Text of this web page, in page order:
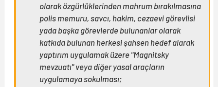
olarak özgürlüklerinden mahrum bırakılmasına
polis memuru, savcı, hakim, cezaevi görevlisi
yada başka görevlerde bulunanlar olarak
katkıda bulunan herkesi şahsen hedef alarak
yaptırım uygulamak üzere "Magnitsky
mevzuatı" veya diğer yasal araçların
uygulamaya sokulması;